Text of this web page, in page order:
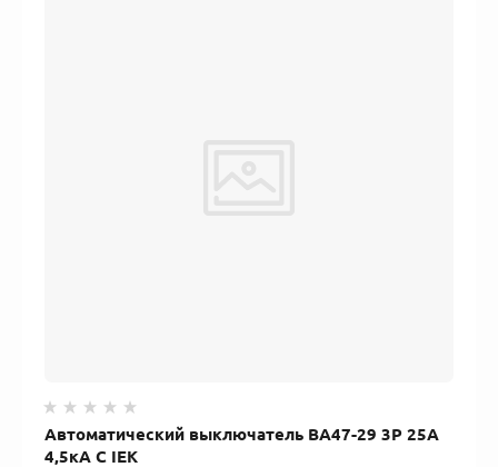
Автоматический выключатель ВА47-29 3Р 25А
4,5кА С IEK